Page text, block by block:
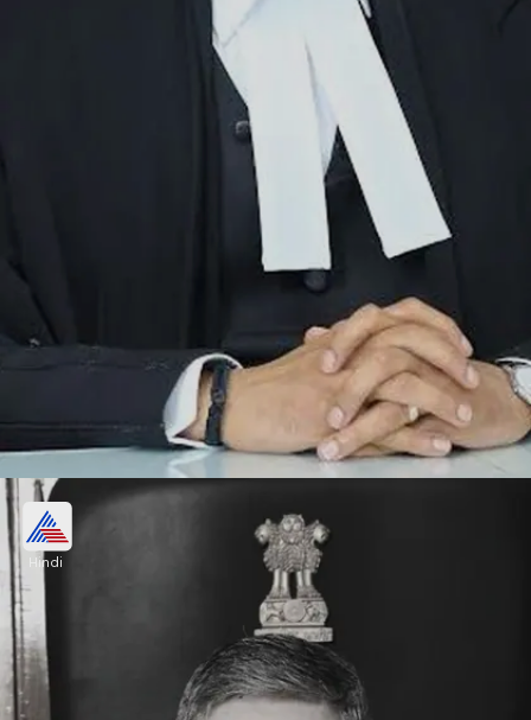
1- जस्टिस डीवाई चंद्रचूड़ (Justice DY
Chandrachud)
जस्टिस DY चंद्रचूड़ सुप्रीम कोर्ट के चीफ जस्टिस और 5 जजों
वाली संविधान पीठ में शामिल हैं। उनका जन्म 11 नवंबर, 1959 को
हुआ था। उनके पिता YV चंद्रचूड़ भी चीफ जस्टिस रह चुके हैं।
Image credits: Wikipedia
Hindi